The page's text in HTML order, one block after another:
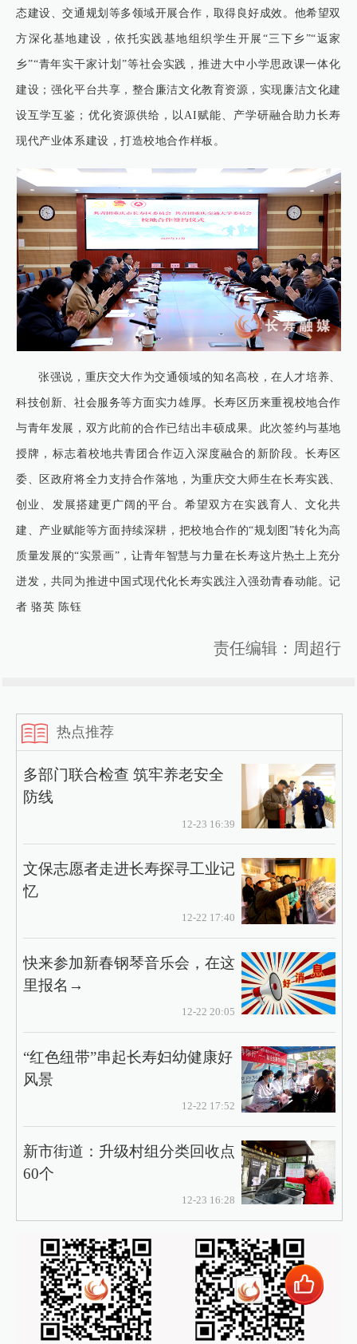
态建设、交通规划等多领域开展合作，取得良好成效。他希望双
方深化基地建设，依托实践基地组织学生开展“三下乡”“返家
乡”“青年实干家计划”等社会实践，推进大中小学思政课一体化
建设；强化平台共享，整合廉洁文化教育资源，实现廉洁文化建
设互学互鉴；优化资源供给，以AI赋能、产学研融合助力长寿
现代产业体系建设，打造校地合作样板。
张强说，重庆交大作为交通领域的知名高校，在人才培养、
科技创新、社会服务等方面实力雄厚。长寿区历来重视校地合作
与青年发展，双方此前的合作已结出丰硕成果。此次签约与基地
授牌，标志着校地共青团合作迈入深度融合的新阶段。长寿区
委、区政府将全力支持合作落地，为重庆交大师生在长寿实践、
创业、发展搭建更广阔的平台。希望双方在实践育人、文化共
建、产业赋能等方面持续深耕，把校地合作的“规划图”转化为高
质量发展的“实景画”，让青年智慧与力量在长寿这片热土上充分
迸发，共同为推进中国式现代化长寿实践注入强劲青春动能。记
者 骆英 陈钰
责任编辑：周超行
热点推荐
多部门联合检查 筑牢养老安全
防线
12-23 16:39
文保志愿者走进长寿探寻工业记
忆
12-22 17:40
快来参加新春钢琴音乐会，在这
里报名→
12-22 20:05
“红色纽带”串起长寿妇幼健康好
风景
12-22 17:52
新市街道：升级村组分类回收点
60个
12-23 16:28